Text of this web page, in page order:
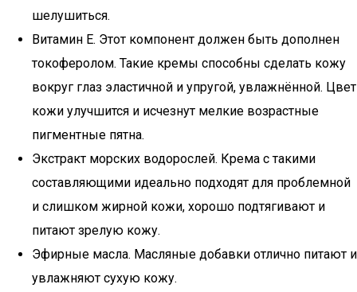
шелушиться.
Витамин Е. Этот компонент должен быть дополнен
токоферолом. Такие кремы способны сделать кожу
вокруг глаз эластичной и упругой, увлажнённой. Цвет
кожи улучшится и исчезнут мелкие возрастные
пигментные пятна.
Экстракт морских водорослей. Крема с такими
составляющими идеально подходят для проблемной
и слишком жирной кожи, хорошо подтягивают и
питают зрелую кожу.
Эфирные масла. Масляные добавки отлично питают и
увлажняют сухую кожу.